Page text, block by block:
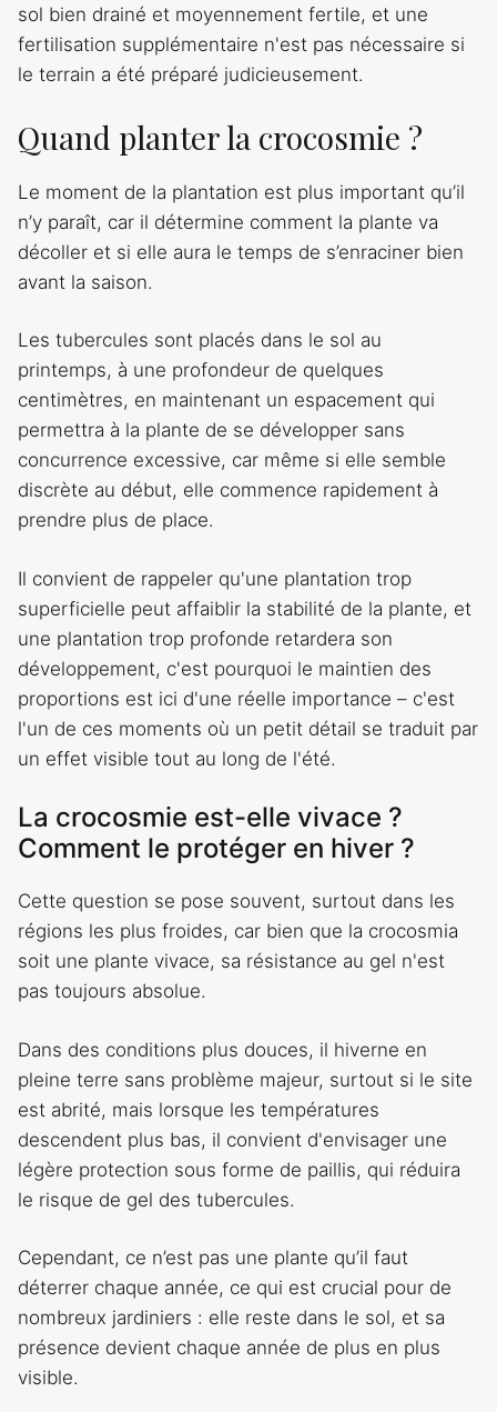
sol bien drainé et moyennement fertile, et une
fertilisation supplémentaire n'est pas nécessaire si
le terrain a été préparé judicieusement.
Quand planter la crocosmie ?
Le moment de la plantation est plus important qu’il
n’y paraît, car il détermine comment la plante va
décoller et si elle aura le temps de s’enraciner bien
avant la saison.
Les tubercules sont placés dans le sol au
printemps, à une profondeur de quelques
centimètres, en maintenant un espacement qui
permettra à la plante de se développer sans
concurrence excessive, car même si elle semble
discrète au début, elle commence rapidement à
prendre plus de place.
Il convient de rappeler qu'une plantation trop
superficielle peut affaiblir la stabilité de la plante, et
une plantation trop profonde retardera son
développement, c'est pourquoi le maintien des
proportions est ici d'une réelle importance – c'est
l'un de ces moments où un petit détail se traduit par
un effet visible tout au long de l'été.
La crocosmie est-elle vivace ?
Comment le protéger en hiver ?
Cette question se pose souvent, surtout dans les
régions les plus froides, car bien que la crocosmia
soit une plante vivace, sa résistance au gel n'est
pas toujours absolue.
Dans des conditions plus douces, il hiverne en
pleine terre sans problème majeur, surtout si le site
est abrité, mais lorsque les températures
descendent plus bas, il convient d'envisager une
légère protection sous forme de paillis, qui réduira
le risque de gel des tubercules.
Cependant, ce n’est pas une plante qu’il faut
déterrer chaque année, ce qui est crucial pour de
nombreux jardiniers : elle reste dans le sol, et sa
présence devient chaque année de plus en plus
visible.